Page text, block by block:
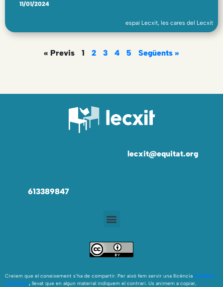
11/01/2024
espai Lecxit, les cares del Lecxit
« Previs 1 2 3 4 5 Següents »
lecxit@equitat.org
613389847
Creiem que el coneixement s’ha de compartir. Per això fem servir una llicència Creative
Commons, llevat que en algun material indiquem el contrari. Us animem a copiar,